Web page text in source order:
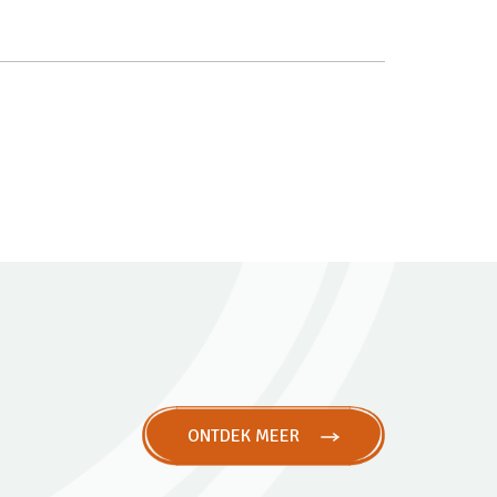
ONTDEK MEER